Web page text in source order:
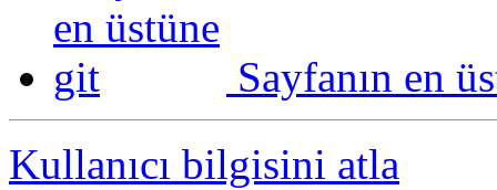
Sayfanın en
Kullanıcı bilgisini atla